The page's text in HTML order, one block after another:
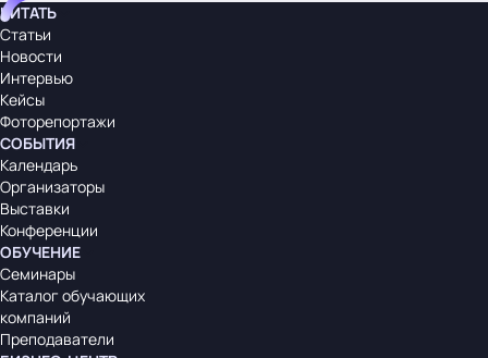
ЧИТАТЬ
Статьи
Новости
Интервью
Кейсы
Фоторепортажи
СОБЫТИЯ
Календарь
Организаторы
Выставки
Конференции
ОБУЧЕНИЕ
Семинары
Каталог обучающих
компаний
Преподаватели